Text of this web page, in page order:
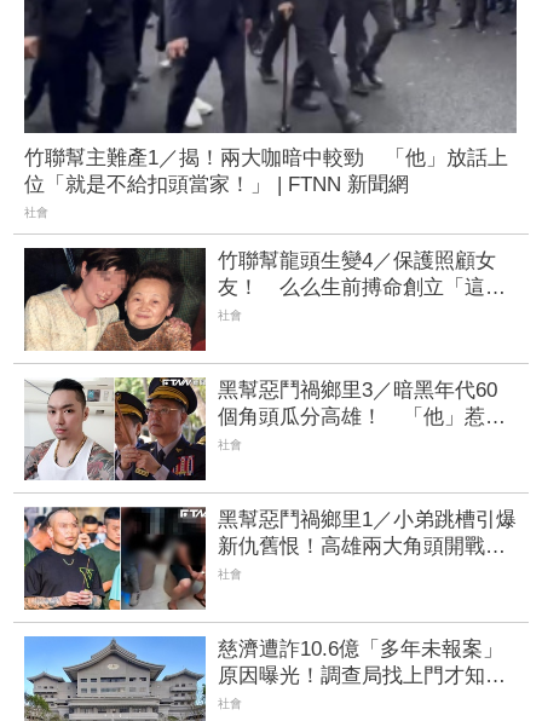
竹聯幫主難產1／揭！兩大咖暗中較勁 「他」放話上
位「就是不給扣頭當家！」 | FTNN 新聞網
社會
竹聯幫龍頭生變4／保護照顧女
友！ 么么生前搏命創立「這個
神秘組織」 | FTNN 新聞網
社會
黑幫惡鬥禍鄉里3／暗黑年代60
個角頭瓜分高雄！ 「他」惹怒
黑白兩道！刑事局長南下逮人
社會
黑幫惡鬥禍鄉里1／小弟跳槽引爆
新仇舊恨！高雄兩大角頭開戰
警方全城戒備
社會
慈濟遭詐10.6億「多年未報案」
原因曝光！調查局找上門才知遭
騙 急發3點聲明
社會